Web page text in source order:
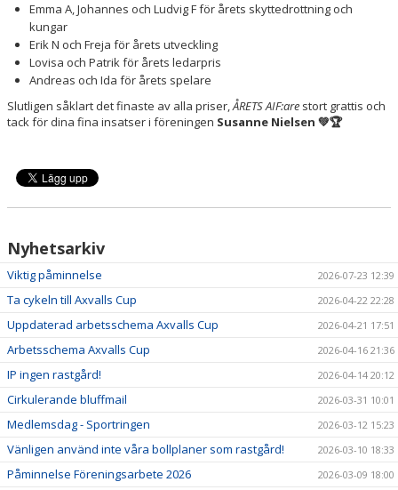
Emma A, Johannes och Ludvig F för årets skyttedrottning och
kungar
Erik N och Freja för årets utveckling
Lovisa och Patrik för årets ledarpris
Andreas och Ida för årets spelare
Slutligen såklart det finaste av alla priser,ÅRETS AIF:are stort grattis och
tack för dina fina insatser i föreningen Susanne Nielsen 💚🏆
Nyhetsarkiv
Viktig påminnelse 2026-07-23 12:39
Ta cykeln till Axvalls Cup 2026-04-22 22:28
Uppdaterad arbetsschema Axvalls Cup 2026-04-21 17:51
Arbetsschema Axvalls Cup 2026-04-16 21:36
IP ingen rastgård! 2026-04-14 20:12
Cirkulerande bluffmail 2026-03-31 10:01
Medlemsdag - Sportringen 2026-03-12 15:23
Vänligen använd inte våra bollplaner som rastgård! 2026-03-10 18:33
Påminnelse Föreningsarbete 2026 2026-03-09 18:00